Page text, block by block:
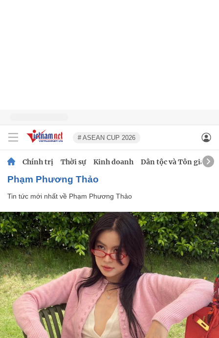
# ASEAN CUP 2026
Chính trị Thời sự Kinh doanh Dân tộc và Tôn giáo
Phạm Phương Thảo
Tin tức mới nhất về Phạm Phương Thảo